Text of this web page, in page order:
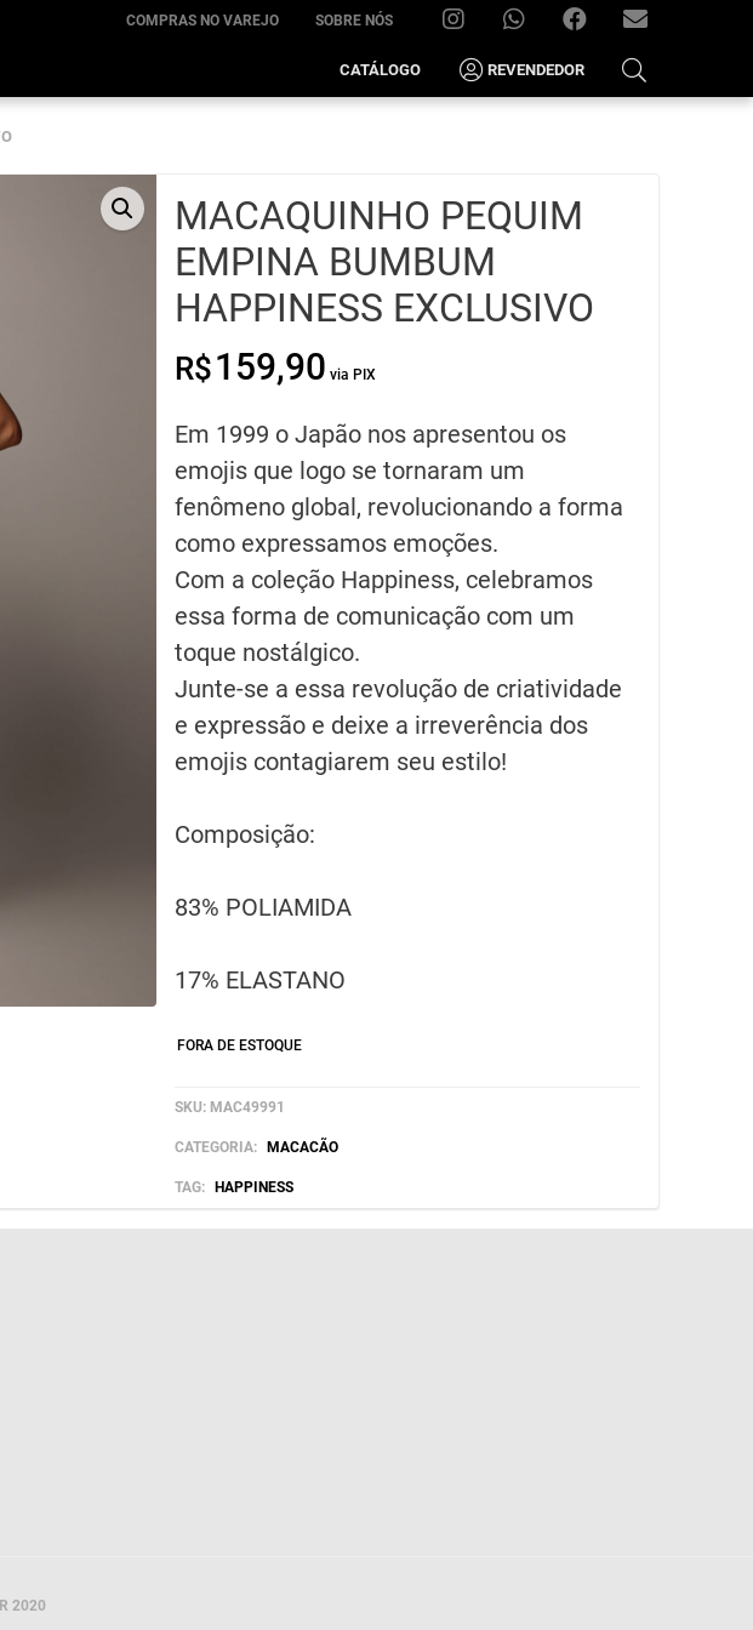
INSTAGRAMWHATSAPP
–
7021
FACEBOOK
COMPRAS NO VAREJO SOBRE NÓS
CATÁLOGO REVENDEDOR
MACAQUINHO PEQUIM
EMPINA BUMBUM
HAPPINESS EXCLUSIVO
R$159,90
era:
R$159,90.
é:
R$90,00.
Em 1999 o Japão nos apresentou os
emojis que logo se tornaram um
fenômeno global, revolucionando a forma
como expressamos emoções.
Com a coleção Happiness, celebramos
essa forma de comunicação com um
toque nostálgico.
Junte-se a essa revolução de criatividade
e expressão e deixe a irreverência dos
emojis contagiarem seu estilo!
Composição:
83% POLIAMIDA
17% ELASTANO
FORA DE ESTOQUE
SKU: MAC49991
CATEGORIA: MACACÃO
TAG: HAPPINESS
2020